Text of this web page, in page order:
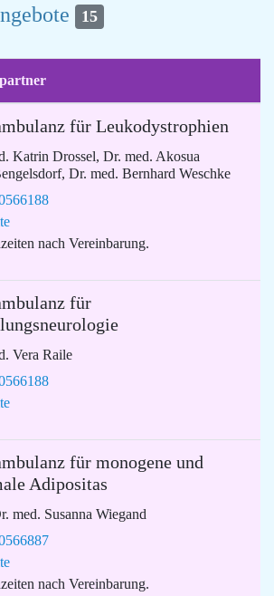
15
für Leukodystrophien
Katrin Drossel, Dr. med. Akosua
Dr. med. Bernhard Weschke
nach Vereinbarung.
für
Vera Raile
für monogene und
Adipositas
med. Susanna Wiegand
nach Vereinbarung.